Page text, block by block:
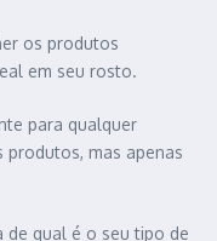
os produtos
em seu rosto.
para qualquer
mas apenas
de qual é o seu tipo de